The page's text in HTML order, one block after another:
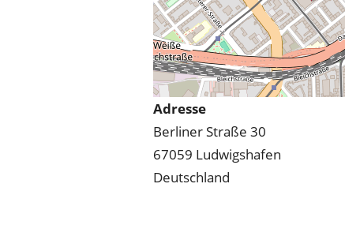
Adresse
Berliner Straße 30
67059 Ludwigshafen
Deutschland